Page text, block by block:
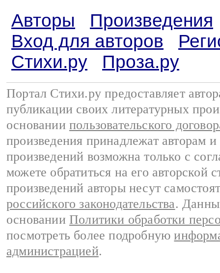
Авторы
Произведения
Вход для авторов
Стихи.ру
Проза.ру
Портал Стихи.ру предоставляет
публикации своих литературных
основании пользовательского
произведения принадлежат авторам
произведений возможна только с
можете обратиться на его авторской
произведений авторы несут
российского законодательства.
основании Политики обработки
посмотреть более подробную
администрацией.